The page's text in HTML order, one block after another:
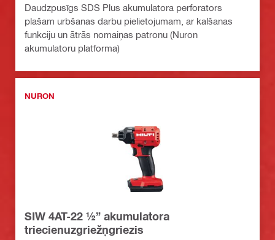
Daudzpusīgs SDS Plus akumulatora perforators
plašam urbšanas darbu pielietojumam, ar kalšanas
funkciju un ātrās nomaiņas patronu (Nuron
akumulatoru platforma)
NURON
SIW 4AT-22 ½” akumulatora
triecienuzgriežņgriezis